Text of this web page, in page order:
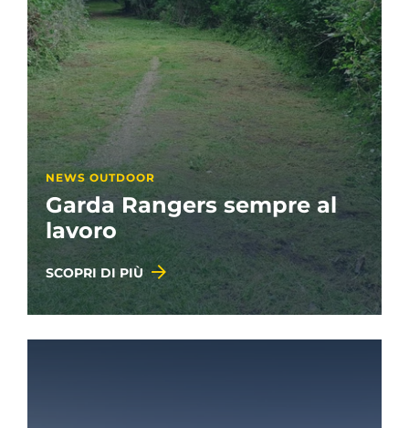
NEWS OUTDOOR
Garda Rangers sempre al
lavoro
SCOPRI DI PIÙ